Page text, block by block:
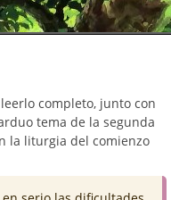
completo, junto con
tema de la segunda
la liturgia del comienzo